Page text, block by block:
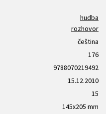
hudba
rozhovor
čeština
176
9788070219492
15.12.2010
15
145x205 mm